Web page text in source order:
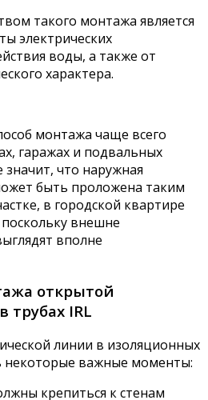
такого монтажа является
электрических
воды, а также от
характера.
монтажа чаще всего
гаражах и подвальных
что наружная
быть проложена таким
в городской квартире
внешне
вполне
открытой
трубах IRL
линии в изоляционных
некоторые важные моменты:
крепиться к стенам